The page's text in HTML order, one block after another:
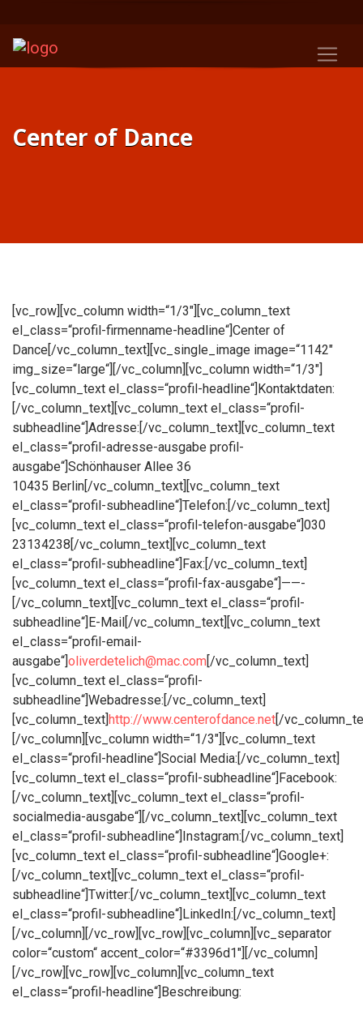
Center of Dance
[vc_row][vc_column width=“1/3″][vc_column_text
el_class=“profil-firmenname-headline“]Center of
Dance[/vc_column_text][vc_single_image image=“1142″
img_size=“large“][/vc_column][vc_column width=“1/3″]
[vc_column_text el_class=“profil-headline“]Kontaktdaten:
[/vc_column_text][vc_column_text el_class=“profil-
subheadline“]Adresse:[/vc_column_text][vc_column_text
el_class=“profil-adresse-ausgabe profil-
ausgabe“]Schönhauser Allee 36
10435 Berlin[/vc_column_text][vc_column_text
el_class=“profil-subheadline“]Telefon:[/vc_column_text]
[vc_column_text el_class=“profil-telefon-ausgabe“]030
23134238[/vc_column_text][vc_column_text
el_class=“profil-subheadline“]Fax:[/vc_column_text]
[vc_column_text el_class=“profil-fax-ausgabe“]——-
[/vc_column_text][vc_column_text el_class=“profil-
subheadline“]E-Mail[/vc_column_text][vc_column_text
el_class=“profil-email-
ausgabe“]oliverdetelich@mac.com[/vc_column_text]
[vc_column_text el_class=“profil-
subheadline“]Webadresse:[/vc_column_text]
[vc_column_text]http://www.centerofdance.net[/
[/vc_column][vc_column width=“1/3″][vc_column_text
el_class=“profil-headline“]Social Media:[/vc_column_text]
[vc_column_text el_class=“profil-subheadline“]Facebook:
[/vc_column_text][vc_column_text el_class=“profil-
socialmedia-ausgabe“][/vc_column_text][vc_column_text
el_class=“profil-subheadline“]Instagram:[/vc_column_text]
[vc_column_text el_class=“profil-subheadline“]Google+:
[/vc_column_text][vc_column_text el_class=“profil-
subheadline“]Twitter:[/vc_column_text][vc_column_text
el_class=“profil-subheadline“]LinkedIn:[/vc_column_text]
[/vc_column][/vc_row][vc_row][vc_column][vc_separator
color=“custom“ accent_color=“#3396d1″][/vc_column]
[/vc_row][vc_row][vc_column][vc_column_text
el_class=“profil-headline“]Beschreibung: